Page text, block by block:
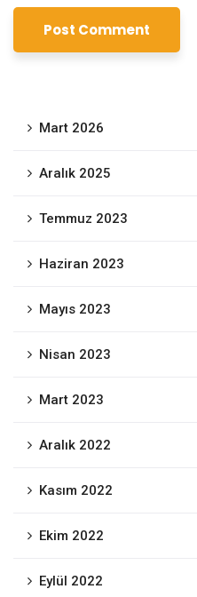
Mart 2026
Aralık 2025
Temmuz 2023
Haziran 2023
Mayıs 2023
Nisan 2023
Mart 2023
Aralık 2022
Kasım 2022
Ekim 2022
Eylül 2022